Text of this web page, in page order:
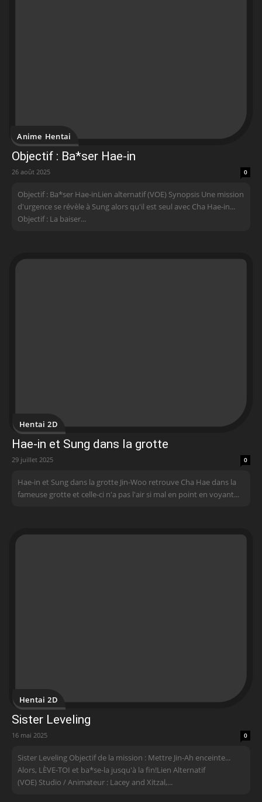
Anime Hentai
Objectif : Ba*ser Hae-in
26 août 2025 0
Objectif : Ba*ser Hae-inLien alternatif (VOE) Synopsis Une mission
d'urgence se révèle à Sung alors qu'il est seul avec Cha Hae-in...
Objectif : La baiser...
Hentai 2D
Hae-in et Sung dans la grotte
29 juillet 2025 0
Hae-in et Sung dans la grotte Jin-Woo retrouve Cha Hae dans la
fameuse grotte et celle-ci n'a pas l'air si mal en point en voyant...
Hentai 2D
Sister Leveling
16 mai 2025 0
Sister Leveling Objectif de la mission : Mettre Jin-Ah enceinte...
Alors, LÈVE-TOI et ba*se-la jusqu'à la fin!Lien Alternatif
(VOE) Studio / Animateur : Lacey and Xitzal,...